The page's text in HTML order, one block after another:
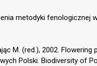
metodyki fenologicznej
M. (red.), 2002.
Polski. Biodiversity of